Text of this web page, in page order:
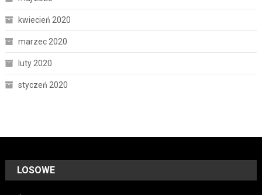
kwiecień 2020
marzec 2020
luty 2020
styczeń 2020
LOSOWE